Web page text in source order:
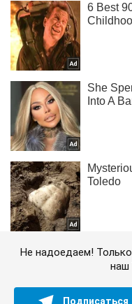
Не надоедаем!
наш
Подписаться